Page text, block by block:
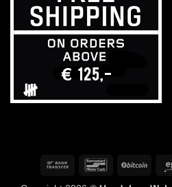
TransferenciaBancontact